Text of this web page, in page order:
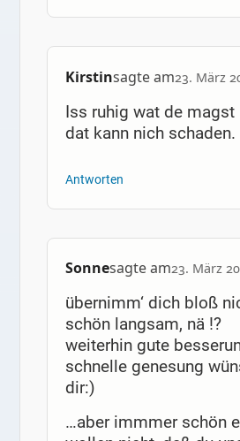
Kirstinsagte am23. März
Iss ruhig wat de magst
dat kann nich schaden.
Antworten
Sonnesagte am23. März
übernimm‘ dich bloß
schön langsam, nä !?
weiterhin gute
schnelle genesung
dir:)
…aber immmer schön